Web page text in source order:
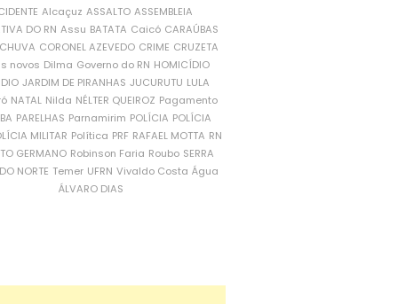
Alcaçuz ASSALTO ASSEMBLEIA
DO RN Assu BATATA Caicó CARAÚBAS
CORONEL AZEVEDO CRIME CRUZETA
novos Dilma Governo do RN HOMICÍDIO
JARDIM DE PIRANHAS JUCURUTU LULA
NATAL Nilda NÉLTER QUEIROZ Pagamento
PARELHAS Parnamirim POLÍCIA POLÍCIA
MILITAR Política PRF RAFAEL MOTTA RN
GERMANO Robinson Faria Roubo SERRA
NORTE Temer UFRN Vivaldo Costa Água
ÁLVARO DIAS